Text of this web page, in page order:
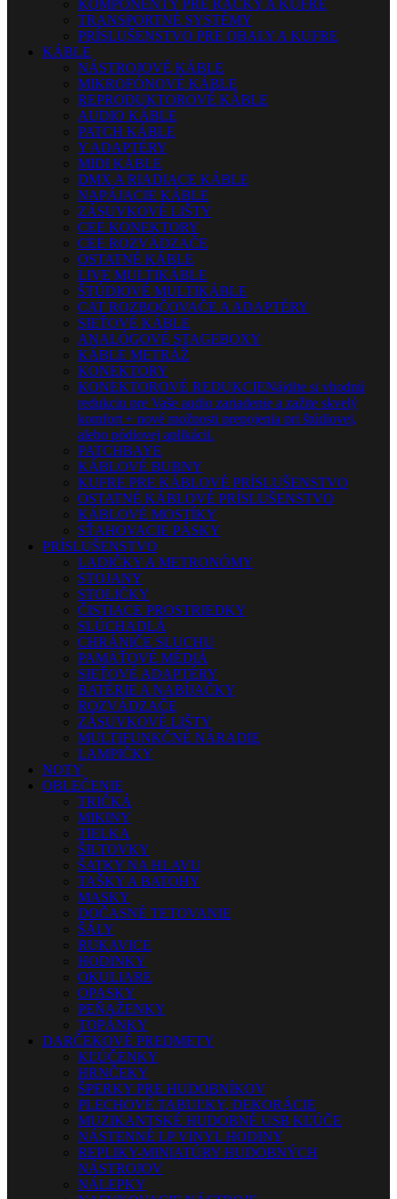
KOMPONENTY PRE RACKY A KUFRE
TRANSPORTNÉ SYSTÉMY
PRÍSLUŠENSTVO PRE OBALY A KUFRE
KÁBLE
NÁSTROJOVÉ KÁBLE
MIKROFÓNOVÉ KÁBLE
REPRODUKTOROVÉ KÁBLE
AUDIO KÁBLE
PATCH KÁBLE
Y ADAPTÉRY
MIDI KÁBLE
DMX A RIADIACE KÁBLE
NAPÁJACIE KÁBLE
ZÁSUVKOVÉ LIŠTY
CEE KONEKTORY
CEE ROZVÁDZAČE
OSTATNÉ KÁBLE
LIVE MULTIKÁBLE
ŠTÚDIOVÉ MULTIKÁBLE
CAT ROZBOČOVAČE A ADAPTÉRY
SIEŤOVÉ KÁBLE
ANALÓGOVÉ STAGEBOXY
KÁBLE METRÁŽ
KONEKTORY
KONEKTOROVÉ REDUKCIENájdite si vhodnú
redukciu pre Vaše audio zariadenie a zažite skvelý
komfort + nové možnosti prepojenia pri štúdiovej,
alebo pódiovej aplikácii.
PATCHBAYE
KÁBLOVÉ BUBNY
KUFRE PRE KÁBLOVÉ PRÍSLUŠENSTVO
OSTATNÉ KÁBLOVÉ PRÍSLUŠENSTVO
KÁBLOVÉ MOSTÍKY
SŤAHOVACIE PÁSKY
PRÍSLUŠENSTVO
LADIČKY A METRONÓMY
STOJANY
STOLIČKY
ČISTIACE PROSTRIEDKY
SLÚCHADLÁ
CHRÁNIČE SLUCHU
PAMÄŤOVÉ MÉDIÁ
SIEŤOVÉ ADAPTÉRY
BATÉRIE A NABÍJAČKY
ROZVÁDZAČE
ZÁSUVKOVÉ LIŠTY
MULTIFUNKČNÉ NÁRADIE
LAMPIČKY
NOTY
OBLEČENIE
TRIČKÁ
MIKINY
TIELKA
ŠILTOVKY
ŠATKY NA HLAVU
TAŠKY A BATOHY
MASKY
DOČASNÉ TETOVANIE
ŠÁLY
RUKAVICE
HODINKY
OKULIARE
OPASKY
PEŇAŽENKY
TOPÁNKY
DARČEKOVÉ PREDMETY
KĽÚČENKY
HRNČEKY
ŠPERKY PRE HUDOBNÍKOV
PLECHOVÉ TABUĽKY, DEKORÁCIE
MUZIKANTSKÉ HUDOBNÉ USB KĽÚČE
NÁSTENNÉ LP VINYL HODINY
REPLIKY-MINIATÚRY HUDOBNÝCH
NÁSTROJOV
NÁLEPKY